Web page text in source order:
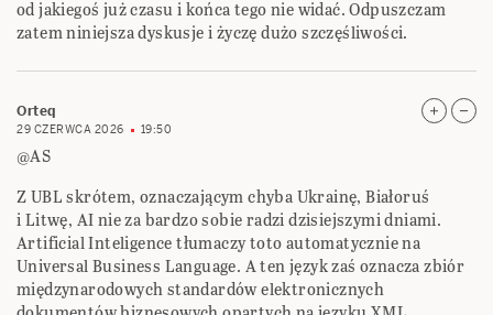
od jakiegoś już czasu i końca tego nie widać. Odpuszczam
zatem niniejsza dyskusje i życzę dużo szczęśliwości.
Orteq
29 CZERWCA 2026 19:50
@AS
Z UBL skrótem, oznaczającym chyba Ukrainę, Białoruś
i Litwę, AI nie za bardzo sobie radzi dzisiejszymi dniami.
Artificial Inteligence tłumaczy toto automatycznie na
Universal Business Language. A ten język zaś oznacza zbiór
międzynarodowych standardów elektronicznych